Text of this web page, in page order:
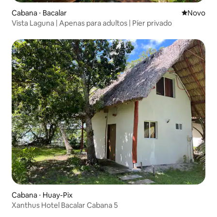
Cabana ⋅ Bacalar Novo
Novo
Vista Laguna | Apenas para adultos | Píer privado
Cabana ⋅ Huay-Pix
Xanthus Hotel Bacalar Cabana 5